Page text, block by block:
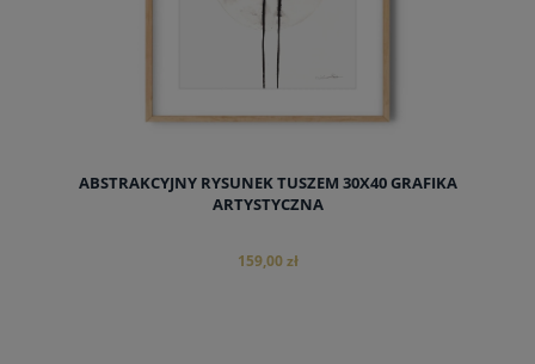
ABSTRAKCYJNY RYSUNEK TUSZEM 30X40 GRAFIKA
ARTYSTYCZNA
159,00 zł